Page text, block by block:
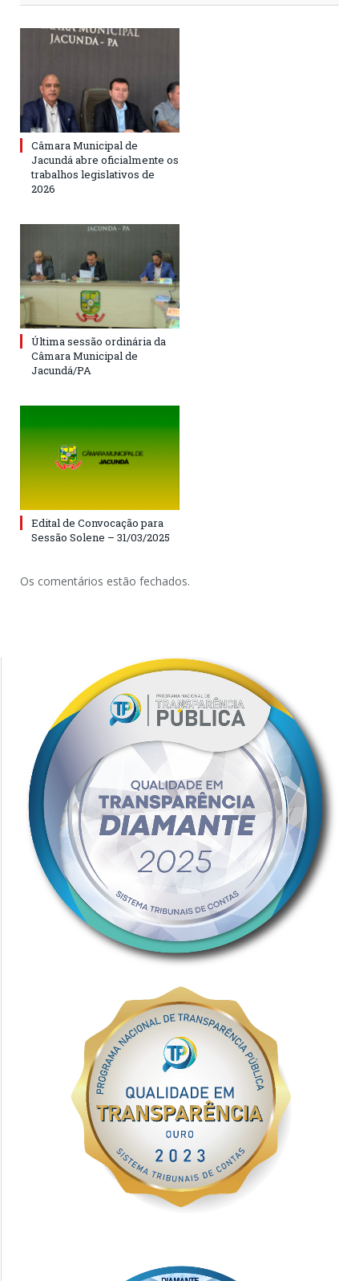
Câmara Municipal de
Jacundá abre oficialmente os
trabalhos legislativos de
2026
Última sessão ordinária da
Câmara Municipal de
Jacundá/PA
Edital de Convocação para
Sessão Solene – 31/03/2025
Os comentários estão fechados.